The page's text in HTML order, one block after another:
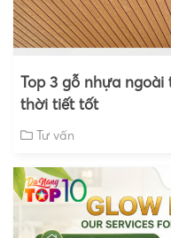
Top 3 gỗ nhựa ngoài
thời tiết tốt
Tư vấn